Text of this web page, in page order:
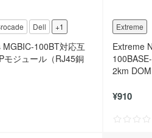
Dell +1
100BT対応互
モジュール（RJ45銅
Extreme
Extreme
2km DOM
¥910